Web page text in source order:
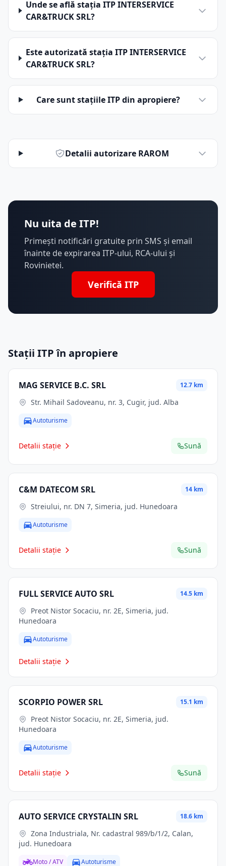
Unde se află stația ITP INTERSERVICE
CAR&TRUCK SRL?
Este autorizată stația ITP INTERSERVICE
CAR&TRUCK SRL?
Care sunt stațiile ITP din apropiere?
Detalii autorizare RAROM
Nu uita de ITP!
Primești notificări gratuite prin SMS și email
înainte de expirarea ITP-ului, RCA-ului și
Rovinietei.
Verifică ITP
Stații ITP în apropiere
MAG SERVICE B.C. SRL 12.7 km
Str. Mihail Sadoveanu, nr. 3, Cugir, jud. Alba
Autoturisme
Detalii stație Sună
C&M DATECOM SRL 14 km
Streiului, nr. DN 7, Simeria, jud. Hunedoara
Autoturisme
Detalii stație Sună
FULL SERVICE AUTO SRL 14.5 km
Hunedoara
Autoturisme
Detalii stație
SCORPIO POWER SRL 15.1 km
Hunedoara
Autoturisme
Detalii stație Sună
AUTO SERVICE CRYSTALIN SRL 18.6 km
jud. Hunedoara
Moto / ATV Autoturisme